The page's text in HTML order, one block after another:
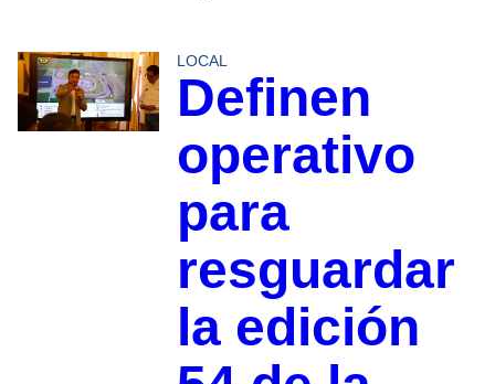
LOCAL
Definen
operativo
para
resguardar
la edición